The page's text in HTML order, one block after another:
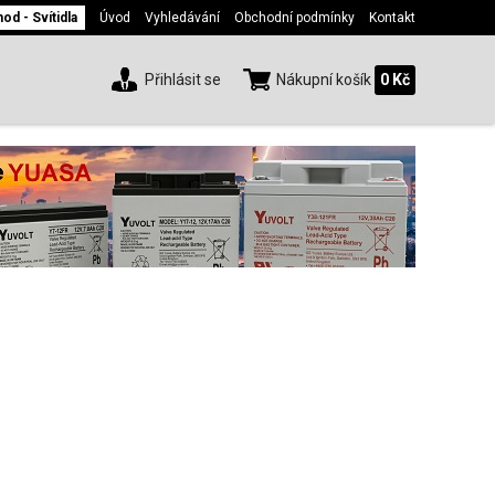
- Svítidla Úvod Vyhledávání Obchodní podmínky Kontakt
Přihlásit se Nákupní košík 0 Kč